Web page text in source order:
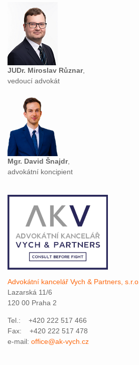
JUDr. Miroslav Různar,
vedoucí advokát
Mgr. David Šnajdr,
advokátní koncipient
Advokátní kancelář Vych & Partners, s.r.o.
Lazarská 11/6
120 00 Praha 2
Tel.: +420 222 517 466
Fax: +420 222 517 478
e-mail: office@ak-vych.cz